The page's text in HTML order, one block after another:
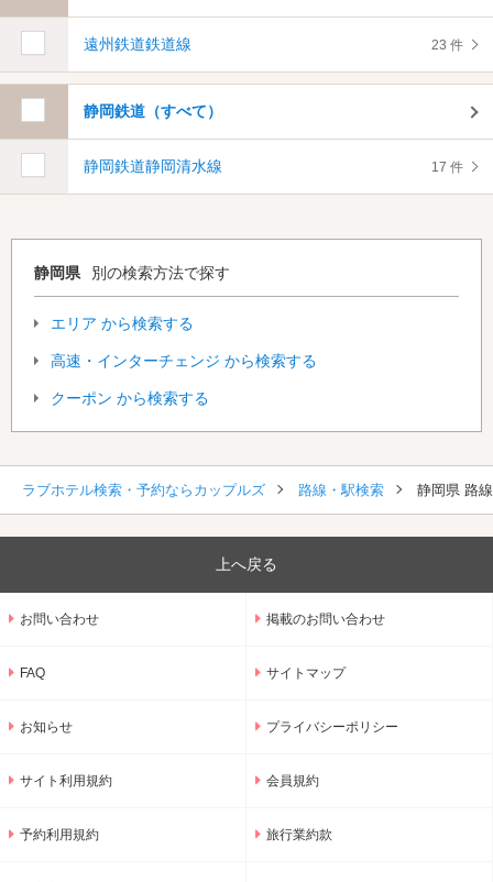
遠州鉄道鉄道線 23 件
静岡鉄道（すべて）
静岡鉄道静岡清水線 17 件
静岡県 別の検索方法で探す
エリア から検索する
高速・インターチェンジ から検索する
クーポン から検索する
ラブホテル検索・予約ならカップルズ 路線・駅検索 静岡県 路
上へ戻る
お問い合わせ 掲載のお問い合わせ
FAQ サイトマップ
お知らせ プライバシーポリシー
サイト利用規約 会員規約
予約利用規約 旅行業約款